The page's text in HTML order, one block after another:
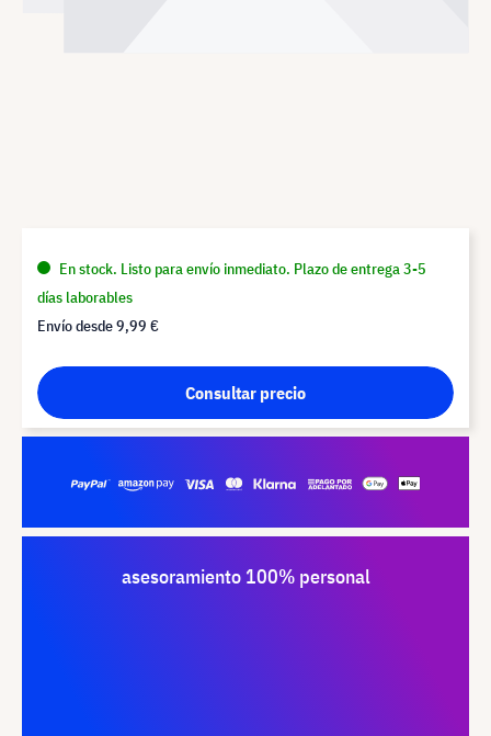
En stock. Listo para envío inmediato. Plazo de entrega 3-5
días laborables
Envío desde9,99 €
Consultar precio
asesoramiento 100% personal